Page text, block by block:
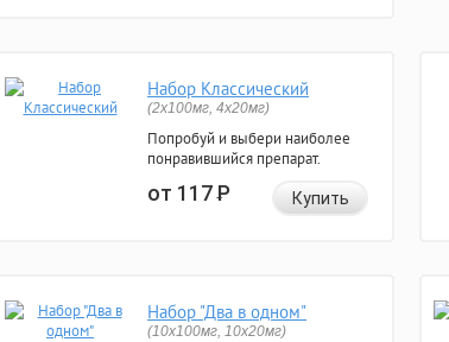
Набор Классический
(2x100мг, 4x20мг)
Попробуй и выбери наиболее
понравившийся препарат.
от 117Р Купить
Набор "Два в одном"
(10x100мг, 10x20мг)